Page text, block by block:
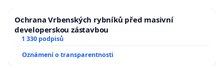
Ochrana Vrbenských rybníků před masivní
developerskou zástavbou
1 330 podpisů
Oznámení o transparentnosti